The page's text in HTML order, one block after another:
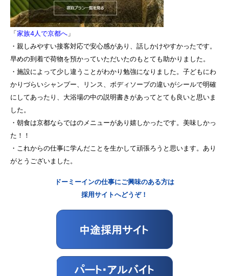
「 家族4人で京都へ 」
・親しみやすい接客対応で安心感があり、話しかけやすかったです。
早めの到着で荷物を預かっていただいたのもとても助かりました。
・施設によって少し違うことがわかり勉強になりました。子どもにわ
かりづらいシャンプー、リンス、ボディソープの違いがシールで明確
にしてあったり、大浴場の中の説明書きがあってとても良いと思いま
した。
・朝食は京都ならではのメニューがあり嬉しかったです。美味しかっ
た！！
・これからの仕事に学んだことを生かして頑張ろうと思います。あり
がとうございました。
ドーミーインの仕事にご興味のある方は
採用サイトへどうぞ！